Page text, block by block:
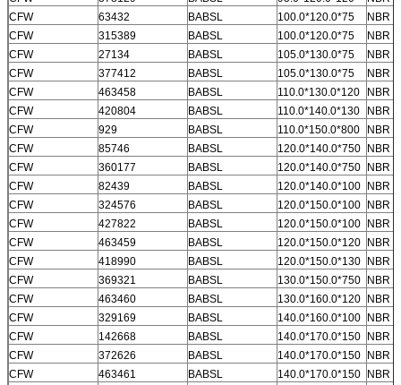
CFW
63432 BABSL 100.0*120.0*75
NBR
CFW
315389 BABSL 100.0*120.0*75
NBR
CFW
27134 BABSL 105.0*130.0*75
NBR
CFW
377412 BABSL 105.0*130.0*75
NBR
CFW
463458 BABSL 110.0*130.0*120
NBR
CFW
420804 BABSL 110.0*140.0*130
NBR
CFW
929 BABSL 110.0*150.0*800
NBR
CFW
85746 BABSL 120.0*140.0*750 NBR
CFW
360177 BABSL 120.0*140.0*750 NBR
CFW
82439 BABSL 120.0*140.0*100 NBR
CFW
324576 BABSL 120.0*150.0*100 NBR
CFW
427822 BABSL 120.0*150.0*100 NBR
CFW
463459 BABSL 120.0*150.0*120 NBR
CFW
418990 BABSL 120.0*150.0*130 NBR
CFW
369321 BABSL 130.0*150.0*750 NBR
CFW
463460 BABSL 130.0*160.0*120 NBR
CFW
329169 BABSL 140.0*160.0*100 NBR
CFW
142668 BABSL 140.0*170.0*150 NBR
CFW
372626 BABSL 140.0*170.0*150 NBR
CFW
463461 BABSL 140.0*170.0*150 NBR